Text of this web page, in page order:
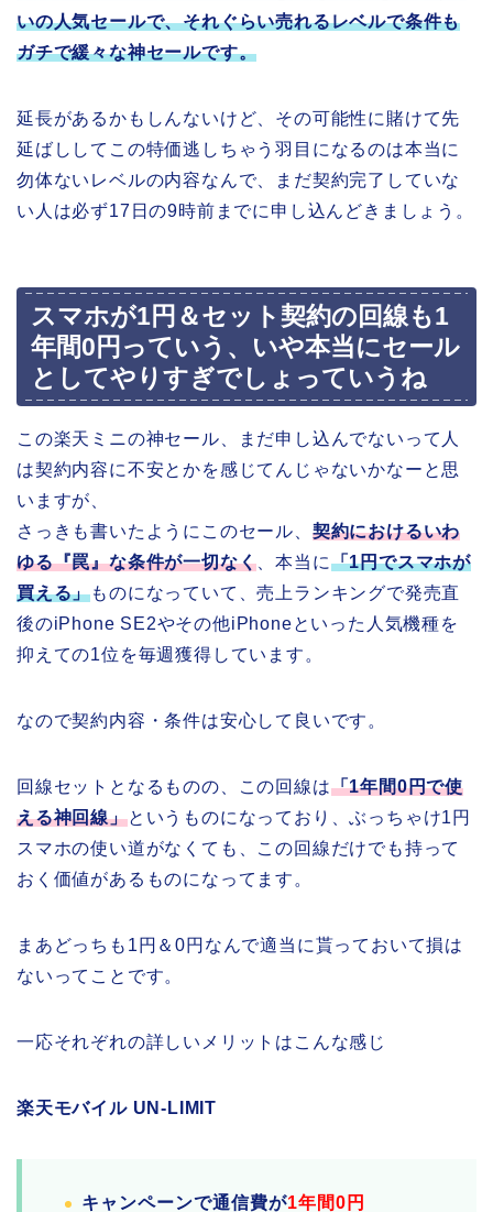
いの人気セールで、それぐらい売れるレベルで条件も
ガチで緩々な神セールです。
延長があるかもしんないけど、その可能性に賭けて先
延ばししてこの特価逃しちゃう羽目になるのは本当に
勿体ないレベルの内容なんで、まだ契約完了していな
い人は必ず17日の9時前までに申し込んどきましょう。
スマホが1円＆セット契約の回線も1
年間0円っていう、いや本当にセール
としてやりすぎでしょっていうね
この楽天ミニの神セール、まだ申し込んでないって人
は契約内容に不安とかを感じてんじゃないかなーと思
いますが、
さっきも書いたようにこのセール、 契約におけるいわ
ゆる『罠』な条件が一切なく 、本当に「1円でスマホが
買える」ものになっていて、売上ランキングで発売直
後のiPhone SE2やその他iPhoneといった人気機種を
抑えての1位を毎週獲得しています。
なので契約内容・条件は安心して良いです。
回線セットとなるものの、この回線は「1年間0円で使
える神回線」というものになっており、ぶっちゃけ1円
スマホの使い道がなくても、この回線だけでも持って
おく価値があるものになってます。
まあどっちも1円＆0円なんで適当に貰っておいて損は
ないってことです。
一応それぞれの詳しいメリットはこんな感じ
楽天モバイル UN-LIMIT
キャンペーンで通信費が1年間0円